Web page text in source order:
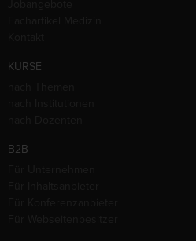
KURSE
B2B